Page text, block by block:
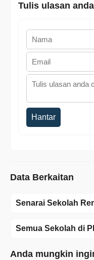
Tulis ulasan anda
Hantar
Data Berkaitan
Senarai Sekolah
Semua Sekolah di
Anda mungkin